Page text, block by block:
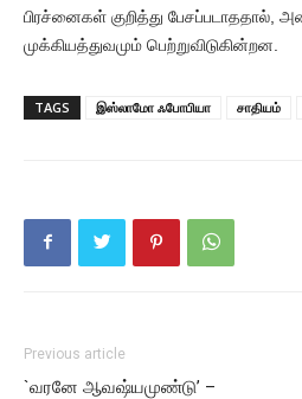
பிரச்னைகள் குறித்து பேசப்படாததால்,
முக்கியத்துவமும் பெற்றுவிடுகின்றன.
TAGS இஸ்லாமோ ஃபோபியா சாதியம்
Previous article
`வரனே ஆவஷ்யமுண்டு’ –